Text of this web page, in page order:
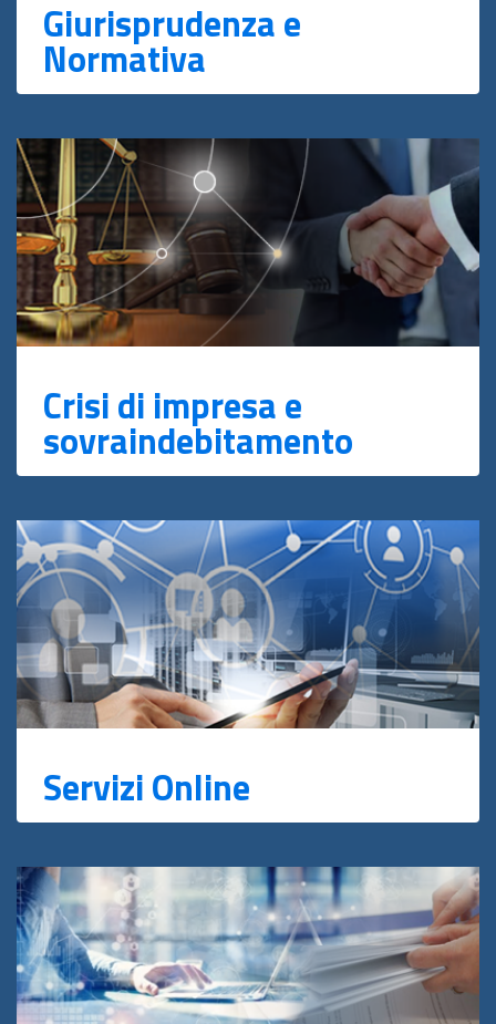
Giurisprudenza e
Normativa
Crisi di impresa e
sovraindebitamento
Servizi Online